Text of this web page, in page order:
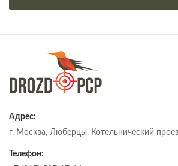
Адрес:
г. Москва, Люберцы, Котельнический
Телефон: